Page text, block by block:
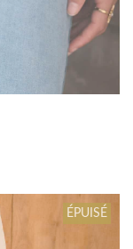
ÉPUISÉ